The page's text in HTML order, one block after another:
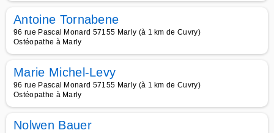
Antoine Tornabene
96 rue Pascal Monard 57155 Marly (à 1 km de Cuvry)
Ostéopathe à Marly
Marie Michel-Levy
96 rue Pascal Monard 57155 Marly (à 1 km de Cuvry)
Ostéopathe à Marly
Nolwen Bauer